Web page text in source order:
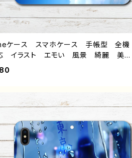
ケース スマホケース 手帳型 全機
イラスト エモい 風景 綺麗 美し
可愛い女の子 おしゃれ ノスタル
Galaxy iPhone5/6/6s/
アンドロイド ケース 個性
生足 人気 イラストレーター 絵
エイター グッズ タイトル：私をさら
：ヤモリ